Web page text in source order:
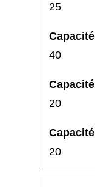
25
40
20
20